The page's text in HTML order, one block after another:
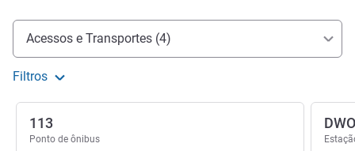
Acesso e transporte
Acessos e Transportes (4)
Filtros
113
Ponto de ônibus